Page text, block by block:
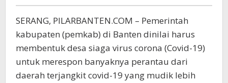
SERANG, PILARBANTEN.COM – Pemerintah
kabupaten (pemkab) di Banten dinilai harus
membentuk desa siaga virus corona (Covid-19)
untuk merespon banyaknya perantau dari
daerah terjangkit covid-19 yang mudik lebih